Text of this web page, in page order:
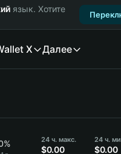
язык. Хотите
X Далее
24 ч. макс.
$0.00
24 ч.
$0.00